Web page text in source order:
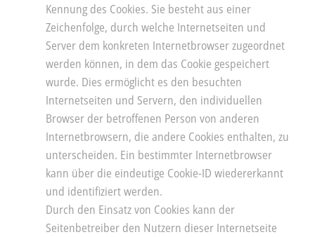
Kennung des Cookies. Sie besteht aus einer
Zeichenfolge, durch welche Internetseiten und
Server dem konkreten Internetbrowser zugeordnet
werden können, in dem das Cookie gespeichert
wurde. Dies ermöglicht es den besuchten
Internetseiten und Servern, den individuellen
Browser der betroffenen Person von anderen
Internetbrowsern, die andere Cookies enthalten, zu
unterscheiden. Ein bestimmter Internetbrowser
kann über die eindeutige Cookie-ID wiedererkannt
und identifiziert werden.
Durch den Einsatz von Cookies kann der
Seitenbetreiber den Nutzern dieser Internetseite